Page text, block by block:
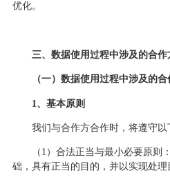
优化。
三、数据使用过程中涉及的合
（一）数据使用过程中涉及的合
1、基本原则
我们与合作方合作时，将遵守以
（ 1）合法正当与最小必要原则
础，具有正当的目的，并以实现处理